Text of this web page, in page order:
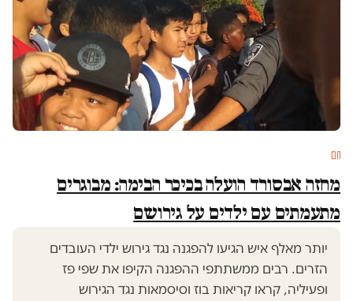
חם
מחזה אבסורד הועלה בכיכר הבימה: מבוגרים
מתעמתים עם ילדים על גירושם
יותר מאלף איש הגיעו להפגנה נגד גירוש ילדי העובדים
הזרים. רבים ממשתתפי ההפגנה הקיפו את שפי פז
ופעיליה, קראו קריאות בוז וסיסמאות נגד הגירוש